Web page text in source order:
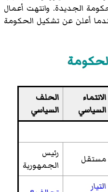
الجديدة. وانتهت أعمال
أعلن عن تشكيل الحكومة
الانتماء
السياسي
الحلف
السياسي
مستقل
رئيس
الجمهورية
التيار